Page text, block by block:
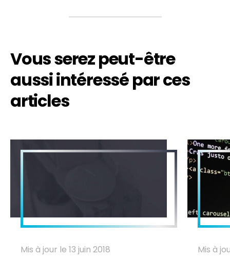
Vous serez peut-être
aussi intéressé par ces
articles
Mis à jour le 13 juin 2018
Mis à